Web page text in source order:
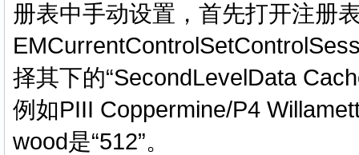
册表中手动设置，首先打开注册
择其下的“SecondLevelData
例如PIII Coppermine/P4
wood是“512”。